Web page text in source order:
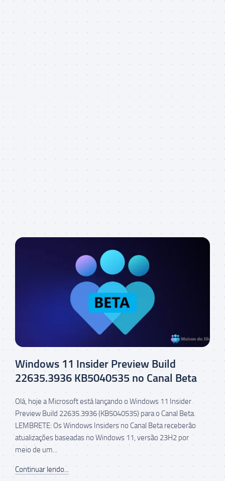
Windows 11 Insider Preview Build
22635.3936 KB5040535 no Canal Beta
Olá, hoje a Microsoft está lançando o Windows 11 Insider
Preview Build 22635.3936 (KB5040535) para o Canal Beta.
LEMBRETE: Os Windows Insiders no Canal Beta receberão
atualizações baseadas no Windows 11, versão 23H2 por
meio de um...
Continuar lendo...